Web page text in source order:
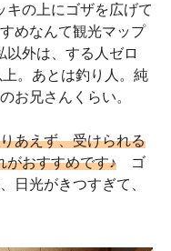
の上にゴザを広げて
めなんて観光マップ
外は、する人ゼロ
。あとは釣り人。純
お兄さんくらい。
あえず、受けられる
おすすめです♪ ゴ
日光がきつすぎて、